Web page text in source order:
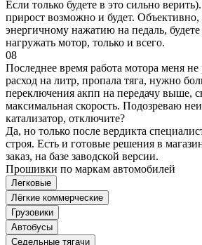
Если только будете в это сильно
прирост возможно и будет. Объективно,
энергичному нажатию на педаль,
нагружать мотор, только и всего.
08
Последнее время работа мотора меня не
расход на литр, пропала тяга, нужно
переключения акпп на передачу выше,
максимальная скорость. Подозреваю
катализатор, отключите?
Да, но только после вердикта
строя. Есть и готовые решения в
заказ, на базе заводской версии.
Прошивки по маркам автомобилей
Легковые
Лёгкие коммерческие
Грузовики
Автобусы
Седельные тягачи